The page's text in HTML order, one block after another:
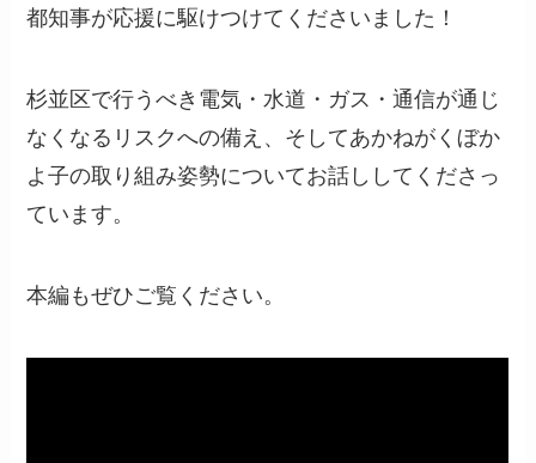
都知事が応援に駆けつけてくださいました！
杉並区で行うべき電気・水道・ガス・通信が通じ
なくなるリスクへの備え、そしてあかねがくぼか
よ子の取り組み姿勢についてお話ししてくださっ
ています。
本編もぜひご覧ください。